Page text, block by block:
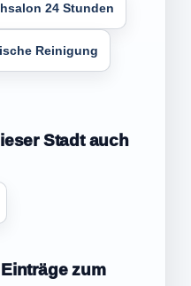
24 Stunden
Reinigung
Stadt auch
zum